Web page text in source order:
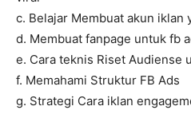
c. Belajar Membuat akun iklan
d. Membuat fanpage untuk fb
e. Cara teknis Riset Audiense
f. Memahami Struktur FB Ads
g. Strategi Cara iklan